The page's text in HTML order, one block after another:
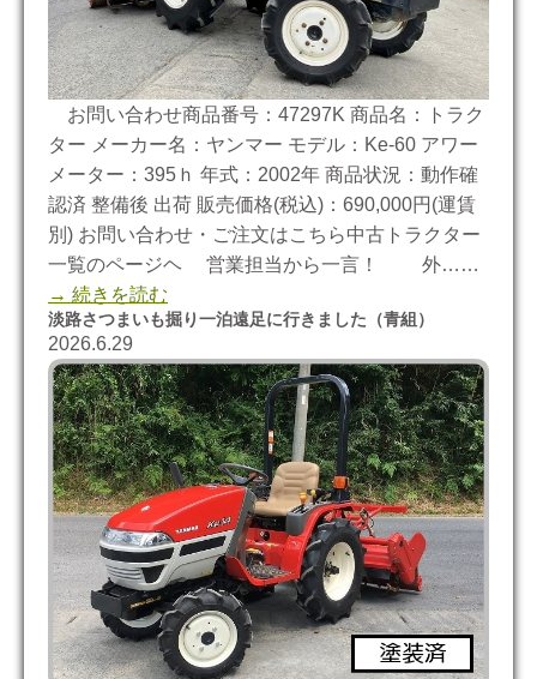
お問い合わせ商品番号：47297K 商品名：トラク
ター メーカー名：ヤンマー モデル：Ke-60 アワー
メーター：395ｈ 年式：2002年 商品状況：動作確
認済 整備後 出荷 販売価格(税込)：690,000円(運賃
別) お問い合わせ・ご注文はこちら中古トラクター
一覧のページヘ 営業担当から一言！ 外……
→ 続きを読む
淡路さつまいも掘り一泊遠足に行きました（青組）
2026.6.29